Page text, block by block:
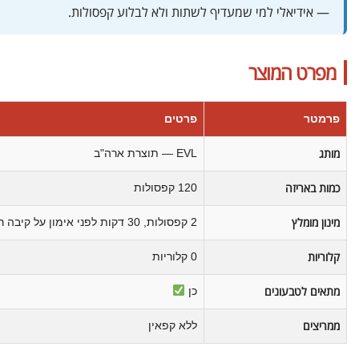
— אידיאלי למי שמעדיף לשתות ולא לבלוע קפסולות.
מפרט המוצר
פרמטר פרטים
מותג EVL — תוצרת ארה"ב
כמות באריזה 120 קפסולות
מינון מומלץ 2 קפסולות, 30 דקות לפני אימון על קיבה ריקה
קלוריות 0 קלוריות
מתאים לטבעונים כן
ממריצים ללא קפאין